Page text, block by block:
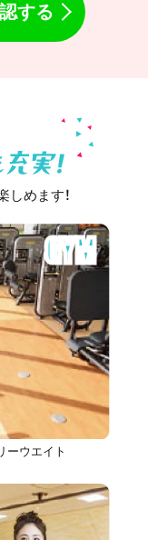
する
めます！
GYM
ーウエイト